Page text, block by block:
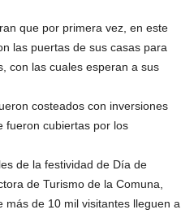
que por primera vez, en este
las puertas de sus casas para
con las cuales esperan a sus
costeados con inversiones
fueron cubiertas por los
de la festividad de Día de
de Turismo de la Comuna,
más de 10 mil visitantes lleguen a